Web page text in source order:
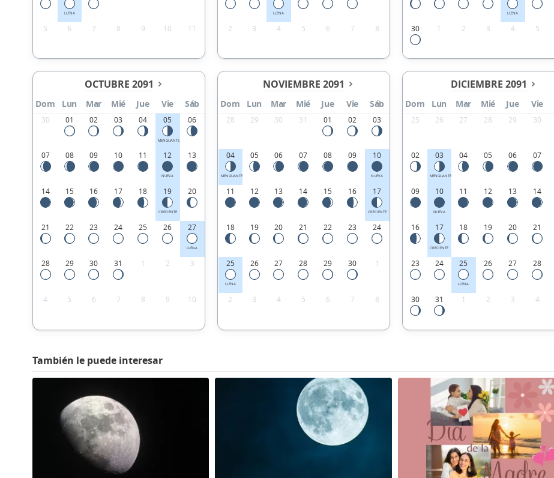
LLENA
5 6 7 8 9 10 11
LLENA
2 3 4 5 6 7 8
LLENA
30 1 2 3 4 5
OCTUBRE 2091
Dom Lun Mar Mié Jue Vie Sáb
30 01 02 03 04 05
MENGUANTE
06
07 08 09 10 11 12
NUEVA
13
14 15 16 17 18 19
CRECIENTE
20
21 22 23 24 25 26 27
LLENA
28 29 30 31 1 2 3
4 5 6 7 8 9 10
NOVIEMBRE 2091
Dom Lun Mar Mié Jue Vie Sáb
28 29 30 31 01 02 03
04
MENGUANTE
05 06 07 08 09 10
NUEVA
11 12 13 14 15 16 17
CRECIENTE
18 19 20 21 22 23 24
25
LLENA
26 27 28 29 30 1
2 3 4 5 6 7 8
DICIEMBRE 2091
Dom Lun Mar Mié Jue Vie
25 26 27 28 29 30
02 03
MENGUANTE
04 05 06 07
09 10
NUEVA
11 12 13 14
16 17
CRECIENTE
18 19 20 21
23 24 25
LLENA
26 27 28
30 31 1 2 3 4
También le puede interesar